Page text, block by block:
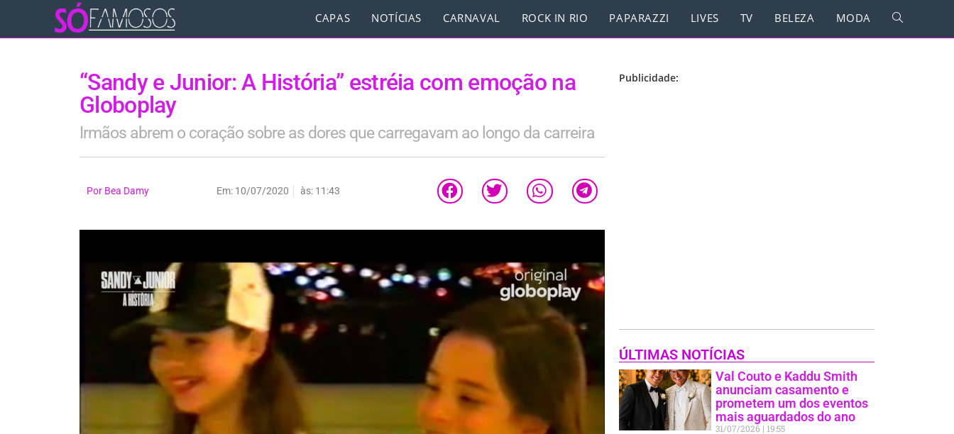
CAPAS NOTÍCIAS CARNAVAL ROCK IN RIO PAPARAZZI LIVES TV BELEZA MODA
“Sandy e Junior: A História” estréia com emoção na
Globoplay
Irmãos abrem o coração sobre as dores que carregavam ao longo da carreira
Por Bea Damy Em: 10/07/2020 às: 11:43
Publicidade:
ÚLTIMAS NOTÍCIAS
Val Couto e Kaddu Smith
anunciam casamento e
prometem um dos eventos
mais aguardados do ano
31/07/2026 19:55